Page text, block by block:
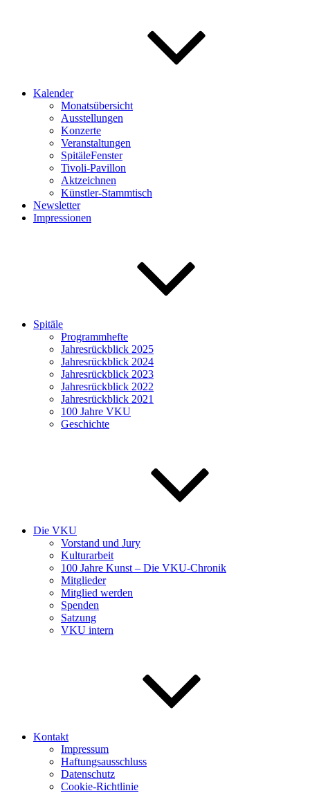
Kalender
Monatsübersicht
Ausstellungen
Konzerte
Veranstaltungen
SpitäleFenster
Tivoli-Pavillon
Aktzeichnen
Künstler-Stammtisch
Newsletter
Impressionen
Spitäle
Programmhefte
Jahresrückblick 2025
Jahresrückblick 2024
Jahresrückblick 2023
Jahresrückblick 2022
Jahresrückblick 2021
100 Jahre VKU
Geschichte
Die VKU
Vorstand und Jury
Kulturarbeit
100 Jahre Kunst – Die VKU-Chronik
Mitglieder
Mitglied werden
Spenden
Satzung
VKU intern
Kontakt
Impressum
Haftungsausschluss
Datenschutz
Cookie-Richtlinie